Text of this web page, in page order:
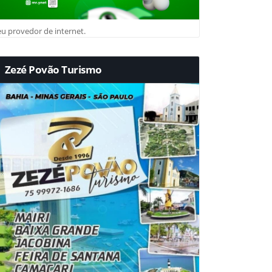
provedor de internet.
Zezé Povão Turismo